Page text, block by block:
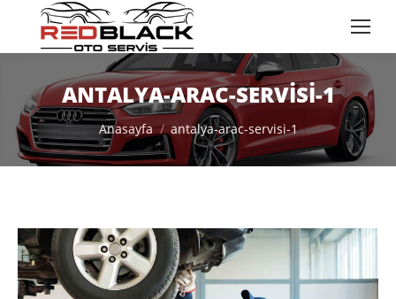
ANTALYA-ARAC-SERVISI-1
You are here:
Anasayfa antalya-arac-servisi-1